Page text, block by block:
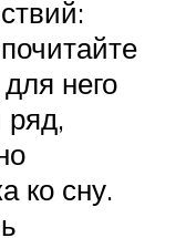
него
ряд,
ко сну.